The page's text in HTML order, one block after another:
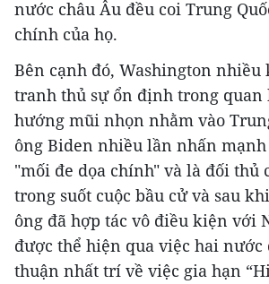
nước châu Âu đều coi Trung
chính của họ.
Bên cạnh đó, Washington nhiều
tranh thủ sự ổn định trong quan
hướng mũi nhọn nhằm vào
ông Biden nhiều lần nhấn
"mối đe dọa chính" và là đối thủ
trong suốt cuộc bầu cử và sau
ông đã hợp tác vô điều kiện với
được thể hiện qua việc hai nước
thuận nhất trí về việc gia hạn